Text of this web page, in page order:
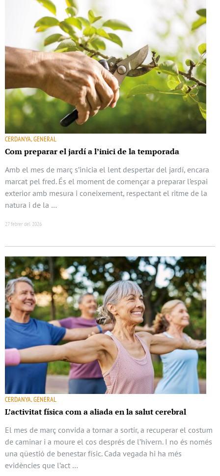
CERDANYA, GENERAL
Com preparar el jardí a l’inici de la temporada
Amb el mes de març s’inicia el lent despertar del jardí, encara
marcat pel fred. És el moment de començar a preparar l’espai
exterior amb mesura i coneixement, respectant el ritme de la
natura i de la …
27 febrer del 2026
CERDANYA, GENERAL
L’activitat física com a aliada en la salut cerebral
El mes de març convida a tornar a sortir, a recuperar el costum
de caminar i a moure el cos després de l’hivern. I no és només
una qüestió de benestar físic. Cada vegada hi ha més
evidències que l’act …